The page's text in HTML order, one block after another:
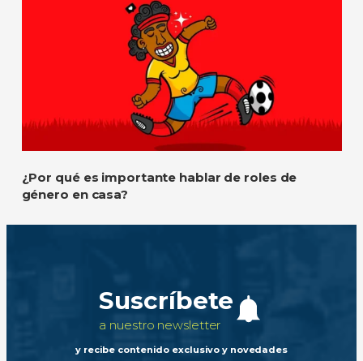
¿Por qué es importante hablar de roles de
género en casa?
Suscríbete
a nuestro newsletter
y recibe contenido exclusivo y novedades